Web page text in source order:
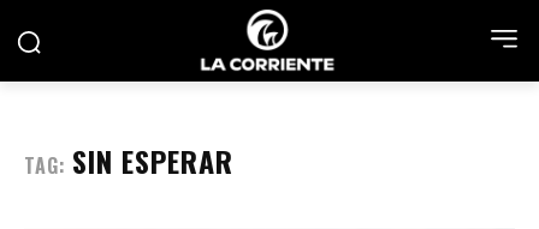
TAG: SIN ESPERAR